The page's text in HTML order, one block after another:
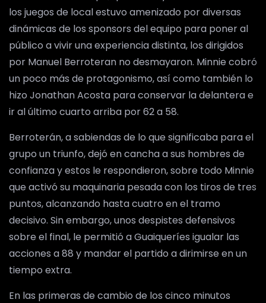
los juegos de local estuvo amenizado por diversas
dinámicas de los sponsors del equipo para poner al
público a vivir una experiencia distinta, los dirigidos
por Manuel Berroteran no desmayaron. Minnie cobró
un poco más de protagonismo, así como también lo
hizo Jonathan Acosta para conservar la delantera e
ir al último cuarto arriba por 62 a 58.
Berroterán, a sabiendas de lo que significaba para el
grupo un triunfo, dejó en cancha a sus hombres de
confianza y estos le respondieron, sobre todo Minnie
que activó su maquinaria pesada con los tiros de tres
puntos, alcanzando hasta cuatro en el tramo
decisivo. Sin embargo, unos despistes defensivos
sobre el final, le permitió a Guaiqueríes igualar las
acciones a 88 y mandar el partido a dirimirse en un
tiempo extra.
En las primeras de cambio de los cinco minutos